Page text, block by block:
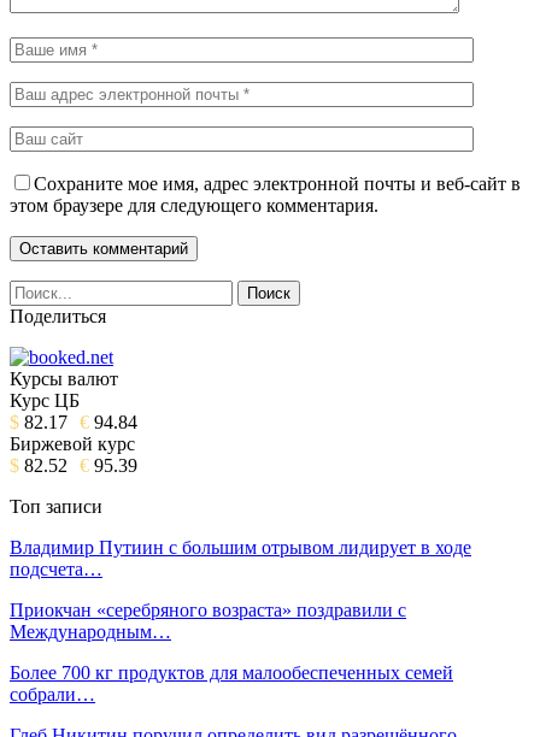
Сохраните мое имя, адрес электронной почты и веб-сайт в
этом браузере для следующего комментария.
Поделиться
Курсы валют
Курс ЦБ
$ 82.17 € 94.84
Биржевой курс
$ 82.52 € 95.39
Топ записи
Владимир Путиин с большим отрывом лидирует в ходе
подсчета…
Приокчан «серебряного возраста» поздравили с
Международным…
Более 700 кг продуктов для малообеспеченных семей
собрали…